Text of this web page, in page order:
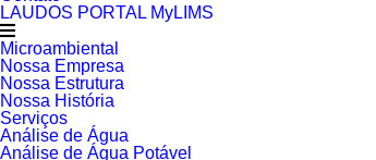
LAUDOS PORTAL MyLIMS
Microambiental
Nossa Empresa
Nossa Estrutura
Nossa História
Serviços
Análise de Água
Análise de Água Potável